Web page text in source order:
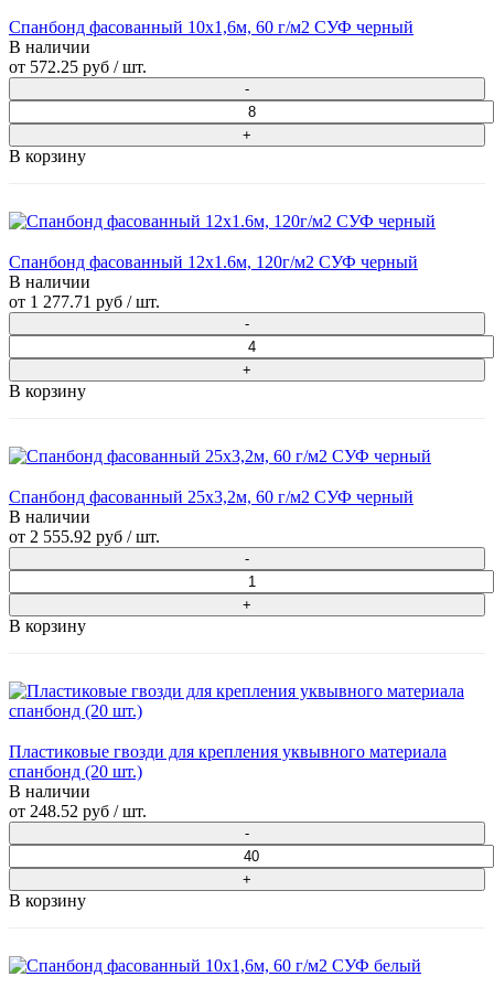
Спанбонд фасованный 10х1,6м, 60 г/м2 СУФ черный
В наличии
от 572.25 руб / шт.
В корзину
Спанбонд фасованный 12х1.6м, 120г/м2 СУФ черный
В наличии
от 1 277.71 руб / шт.
В корзину
Спанбонд фасованный 25х3,2м, 60 г/м2 СУФ черный
В наличии
от 2 555.92 руб / шт.
В корзину
Пластиковые гвозди для крепления уквывного материала
спанбонд (20 шт.)
В наличии
от 248.52 руб / шт.
В корзину